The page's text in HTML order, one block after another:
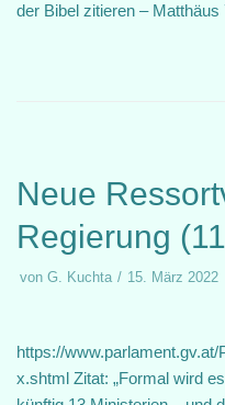
der Bibel zitieren –
Neue
Regierung
von G. Kuchta 15. März 2022
https://
x.shtml Zitat: „Formal wird